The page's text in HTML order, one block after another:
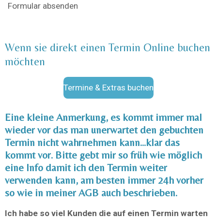
Formular absenden
Wenn sie direkt einen Termin Online buchen
möchten
Termine & Extras buchen
Eine kleine Anmerkung, es kommt immer mal
wieder vor das man unerwartet den gebuchten
Termin nicht wahrnehmen kann...klar das
kommt vor. Bitte gebt mir so früh wie möglich
eine Info damit ich den Termin weiter
verwenden kann, am besten immer 24h vorher
so wie in meiner AGB auch beschrieben.
Ich habe so viel Kunden die auf einen Termin warten